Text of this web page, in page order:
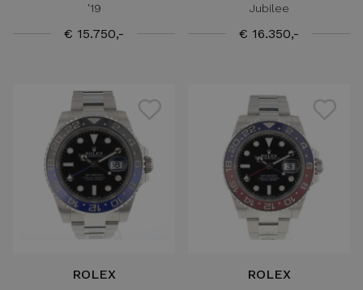
'19
€ 15.750,-
Jubilee
€ 16.350,-
ROLEX ROLEX